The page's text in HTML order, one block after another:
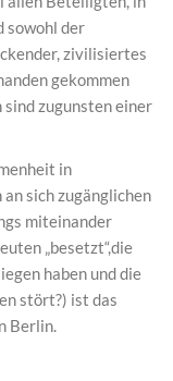
sowohl der
zivilisiertes
gekommen
zugunsten einer
in
sich zugänglichen
miteinander
„besetzt“,die
haben und die
stört?) ist das
Berlin.